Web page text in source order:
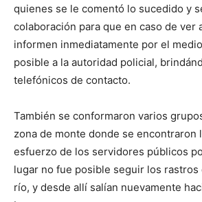
quienes se le comentó lo sucedido y
colaboración para que en caso de ver
informen inmediatamente por el
posible a la autoridad policial,
telefónicos de contacto.
También se conformaron varios
zona de monte donde se encontraron
esfuerzo de los servidores públicos
lugar no fue posible seguir los rastros
río, y desde allí salían nuevamente